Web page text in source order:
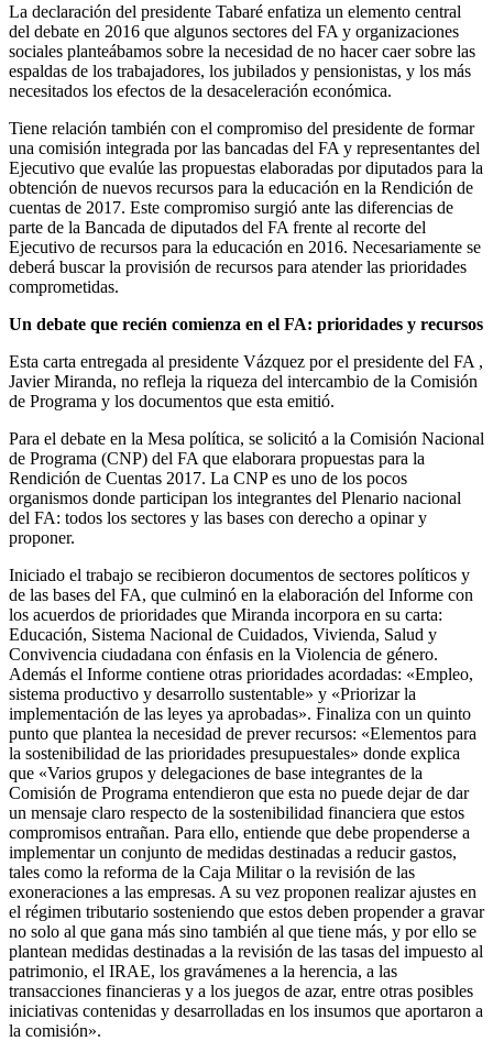
La declaración del presidente Tabaré enfatiza un elemento central
del debate en 2016 que algunos sectores del FA y organizaciones
sociales planteábamos sobre la necesidad de no hacer caer sobre las
espaldas de los trabajadores, los jubilados y pensionistas, y los más
necesitados los efectos de la desaceleración económica.
Tiene relación también con el compromiso del presidente de formar
una comisión integrada por las bancadas del FA y representantes del
Ejecutivo que evalúe las propuestas elaboradas por diputados para la
obtención de nuevos recursos para la educación en la Rendición de
cuentas de 2017. Este compromiso surgió ante las diferencias de
parte de la Bancada de diputados del FA frente al recorte del
Ejecutivo de recursos para la educación en 2016. Necesariamente se
deberá buscar la provisión de recursos para atender las prioridades
comprometidas.
Un debate que recién comienza en el FA: prioridades y recursos
Esta carta entregada al presidente Vázquez por el presidente del FA ,
Javier Miranda, no refleja la riqueza del intercambio de la Comisión
de Programa y los documentos que esta emitió.
Para el debate en la Mesa política, se solicitó a la Comisión Nacional
de Programa (CNP) del FA que elaborara propuestas para la
Rendición de Cuentas 2017. La CNP es uno de los pocos
organismos donde participan los integrantes del Plenario nacional
del FA: todos los sectores y las bases con derecho a opinar y
proponer.
Iniciado el trabajo se recibieron documentos de sectores políticos y
de las bases del FA, que culminó en la elaboración del Informe con
los acuerdos de prioridades que Miranda incorpora en su carta:
Educación, Sistema Nacional de Cuidados, Vivienda, Salud y
Convivencia ciudadana con énfasis en la Violencia de género.
Además el Informe contiene otras prioridades acordadas: «Empleo,
sistema productivo y desarrollo sustentable» y «Priorizar la
implementación de las leyes ya aprobadas». Finaliza con un quinto
punto que plantea la necesidad de prever recursos: «Elementos para
la sostenibilidad de las prioridades presupuestales» donde explica
que «Varios grupos y delegaciones de base integrantes de la
Comisión de Programa entendieron que esta no puede dejar de dar
un mensaje claro respecto de la sostenibilidad financiera que estos
compromisos entrañan. Para ello, entiende que debe propenderse a
implementar un conjunto de medidas destinadas a reducir gastos,
tales como la reforma de la Caja Militar o la revisión de las
exoneraciones a las empresas. A su vez proponen realizar ajustes en
el régimen tributario sosteniendo que estos deben propender a gravar
no solo al que gana más sino también al que tiene más, y por ello se
plantean medidas destinadas a la revisión de las tasas del impuesto al
patrimonio, el IRAE, los gravámenes a la herencia, a las
transacciones financieras y a los juegos de azar, entre otras posibles
iniciativas contenidas y desarrolladas en los insumos que aportaron a
la comisión».